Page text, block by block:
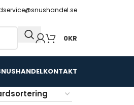
0KR
KONTAKT